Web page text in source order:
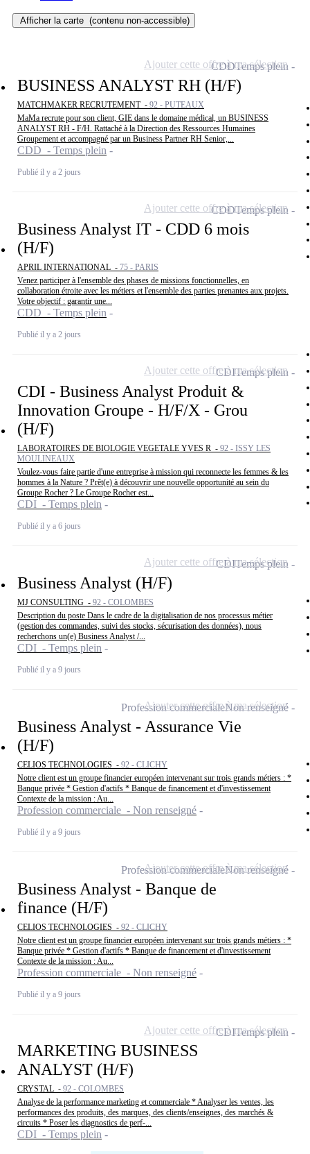
Afficher la carte (contenu non-accessible)
BUSINESS ANALYST RH (H/F)
MATCHMAKER RECRUTEMENT - 92 - PUTEAUX
MaMa recrute pour son client, GIE dans le domaine médical, un BUSINESS
ANALYST RH - F/H. Rattaché à la Direction des Ressources Humaines
Groupement et accompagné par un Business Partner RH Senior,...
CDD - Temps plein
Publié il y a 2 jours
CDDTemps plein
Ajouter cette offre à ma sélection
Business Analyst IT - CDD 6 mois
(H/F)
APRIL INTERNATIONAL - 75 - PARIS
Venez participer à l'ensemble des phases de missions fonctionnelles, en
collaboration étroite avec les métiers et l'ensemble des parties prenantes aux projets.
Votre objectif : garantir une...
CDD - Temps plein
Publié il y a 2 jours
CDDTemps plein
Ajouter cette offre à ma sélection
CDI - Business Analyst Produit &
Innovation Groupe - H/F/X - Grou
(H/F)
LABORATOIRES DE BIOLOGIE VEGETALE YVES R - 92 - ISSY LES
MOULINEAUX
Voulez-vous faire partie d'une entreprise à mission qui reconnecte les femmes & les
hommes à la Nature ? Prêt(e) à découvrir une nouvelle opportunité au sein du
Groupe Rocher ? Le Groupe Rocher est...
CDI - Temps plein
Publié il y a 6 jours
CDITemps plein
Ajouter cette offre à ma sélection
Business Analyst (H/F)
MJ CONSULTING - 92 - COLOMBES
Description du poste Dans le cadre de la digitalisation de nos processus métier
(gestion des commandes, suivi des stocks, sécurisation des données), nous
recherchons un(e) Business Analyst /...
CDI - Temps plein
Publié il y a 9 jours
CDITemps plein
Ajouter cette offre à ma sélection
Business Analyst - Assurance Vie
(H/F)
CELIOS TECHNOLOGIES - 92 - CLICHY
Notre client est un groupe financier européen intervenant sur trois grands métiers : *
Banque privée * Gestion d'actifs * Banque de financement et d'investissement
Contexte de la mission : Au...
Profession commerciale - Non renseigné
Publié il y a 9 jours
Profession commercialeNon renseigné
Ajouter cette offre à ma sélection
Business Analyst - Banque de
finance (H/F)
CELIOS TECHNOLOGIES - 92 - CLICHY
Notre client est un groupe financier européen intervenant sur trois grands métiers : *
Banque privée * Gestion d'actifs * Banque de financement et d'investissement
Contexte de la mission : Au...
Profession commerciale - Non renseigné
Publié il y a 9 jours
Profession commercialeNon renseigné
Ajouter cette offre à ma sélection
MARKETING BUSINESS
ANALYST (H/F)
CRYSTAL - 92 - COLOMBES
Analyse de la performance marketing et commerciale * Analyser les ventes, les
performances des produits, des marques, des clients/enseignes, des marchés &
circuits * Poser les diagnostics de perf-...
CDI - Temps plein
CDITemps plein
Ajouter cette offre à ma sélection